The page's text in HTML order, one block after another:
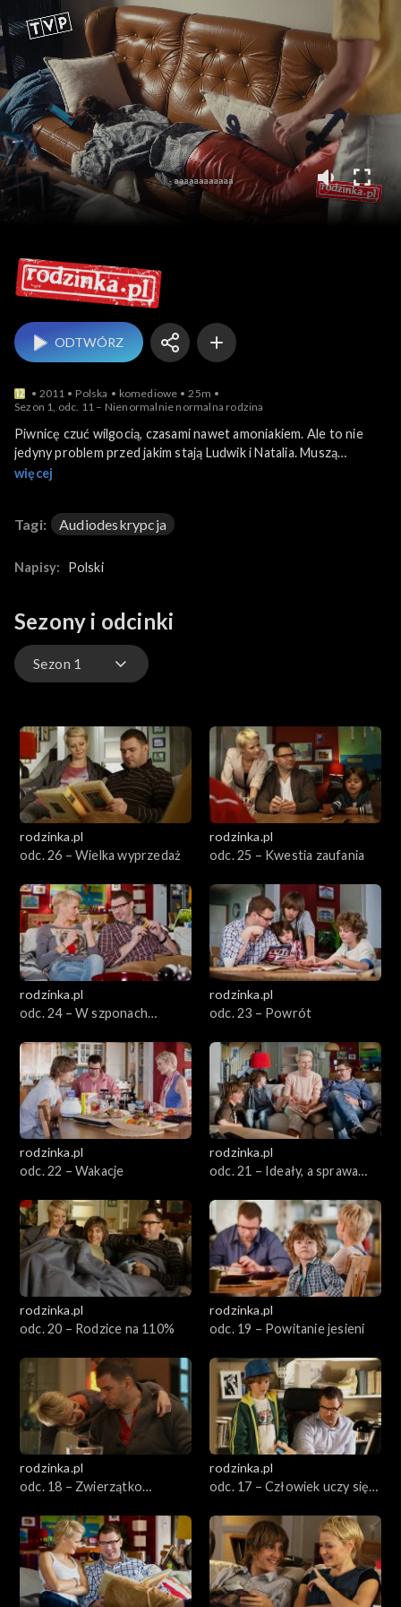
rodzinka.pl
ODTWÓRZ
2011 Polska komediowe
25m
Sezon 1, odc. 11 – Nienormalnie normalna rodzina
Piwnicę czuć wilgocią, czasami nawet amoniakiem. Ale to nie
jedyny problem przed jakim stają Ludwik i Natalia. Muszą
uzmysłowić swoim pociechom, co to takiego rodzina i wyjaśnić
jego statusu społecznego i zawodowego. Natalia musi stawić
czoło dorastającemu Kacprowi, a Ludwik i Marek próbują
więcej
Tagi: Audiodeskrypcja
Napisy: Polski
Sezony i odcinki
Sezon 1
Sezon 17
Sezon 16
Sezon 15
Sezon 14
Sezon 13
Sezon 12
Sezon 10
Sezon 9
Sezon 8
Sezon 7
Sezon 6
Sezon 5
Sezon 3
Sezon 2
Sezon 1
rodzinka.pl
odc. 26 – Wielka wyprzedaż
rodzinka.pl
odc. 25 – Kwestia zaufania
rodzinka.pl
odc. 24 – W szponach
rodzinka.pl
odc. 23 – Powrót
rodzinka.pl
odc. 22 – Wakacje
rodzinka.pl
odc. 21 – Ideały, a sprawa
rodzinka.pl
odc. 20 – Rodzice na 110%
rodzinka.pl
odc. 19 – Powitanie jesieni
rodzinka.pl
odc. 18 – Zwierzątko
rodzinka.pl
odc. 17 – Człowiek uczy się